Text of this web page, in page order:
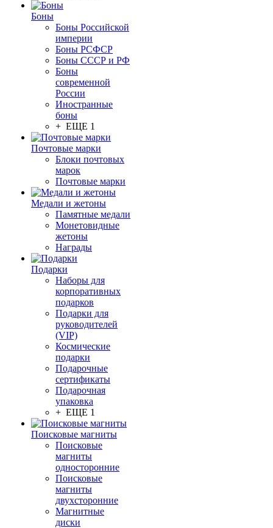
Боны
Боны Российской
империи
Боны РСФСР
Боны СССР и РФ
Боны
современной
России
Иностранные
боны
+ ЕЩЕ 1
Почтовые марки
Блоки почтовых
марок
Почтовые марки
Медали и жетоны
Памятные медали
Монетовидные
жетоны
Награды
Подарки
Наборы для
корпоративных
подарков
Подарки для
руководителей
(VIP)
Космические
подарки
Подарочные
сертификаты
Подарочная
упаковка
+ ЕЩЕ 1
Поисковые магниты
Поисковые
магниты
односторонние
Поисковые
магниты
двухсторонние
Магнитные
диски